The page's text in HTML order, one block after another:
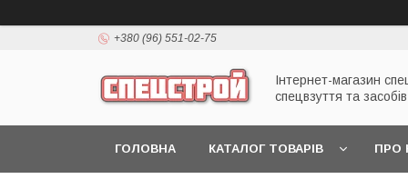
+380 (96) 551-02-75
Інтернет-магазин
спецвзуття та
ГОЛОВНА КАТАЛОГ ТОВАРІВ ПРО